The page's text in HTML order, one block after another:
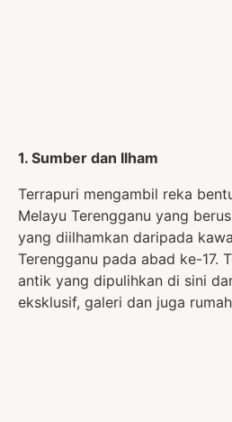
1. Sumber dan Ilham
Terrapuri mengambil reka
Melayu Terengganu yang
yang diilhamkan daripada
Terengganu pada abad ke-17.
antik yang dipulihkan di sini
eksklusif, galeri dan juga